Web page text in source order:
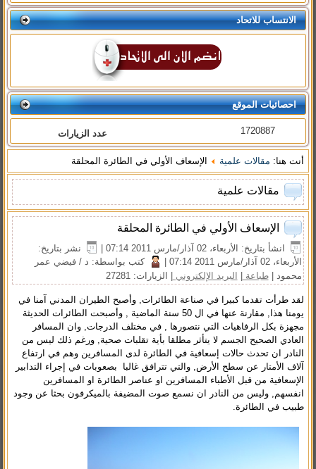
الانتساب للاتحاد
احصائيات الموقع
عدد الزيارات 1720887
أنت هنا: مقالات علمية الإسعاف الأولي في الطائرة المحلقة
مقالات علمية
الإسعاف الأولي في الطائرة المحلقة
انشأ بتاريخ: الأربعاء، 02 آذار/مارس 2011 07:14
نشر بتاريخ:
الأربعاء، 02 آذار/مارس 2011 07:14
كتب بواسطة: د / فيضي عمر
محمود
|طباعة البريد الإلكتروني | الزيارات: 27281
لقد طرأت تقدما كبيرا في صناعة الطائرات, وأصبح الطيران المدني آمنا في
يومنا هذا, مقارنة عنها في ال 50 سنة الماضية , وأصبحت الطائرات الحديثة
مجهزة بكل الرفاهيات التي نتصورها , في مختلف الدرجات, وان المسافر
العادي الصحيح الجسم لا يتأثر مطلقا بأية تقلبات صحية, ورغم ذلك ليس من
النادر ان تحدث حالات إسعافية في الطائرة لدى المسافرين وهم في ارتفاع
آلاف الأمتار عن سطح الأرض, والتي تترافق غالبا بصعوبات في إجراء التدابير
الإسعافية من قبل الأطباء المسافرين او عناصر الطائرة او المسافرين
انفسهم, وليس من النادر ان نسمع صوت المضيفة بالميكرفون بحثا عن وجود
طبيب في الطائرة.